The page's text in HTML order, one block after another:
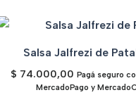
Salsa Jalfrezi de
$ 74.000,00 Pagá seguro
MercadoPago y